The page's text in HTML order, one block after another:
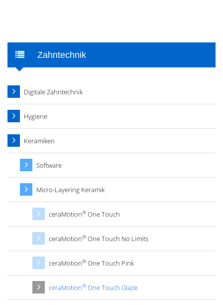
Zahntechnik
Digitale Zahntechnik
Hygiene
Keramiken
Software
Micro-Layering Keramik
ceraMotion® One Touch
ceraMotion® One Touch No Limits
ceraMotion® One Touch Pink
ceraMotion® One Touch Glaze